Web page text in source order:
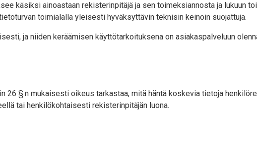
käsiksi ainoastaan rekisterinpitäjä ja sen toimeksiannosta ja lukuun
toimialalla yleisesti hyväksyttävin teknisin keinoin suojattuja.
ja niiden keräämisen käyttötarkoituksena on asiakaspalveluun
26 §:n mukaisesti oikeus tarkastaa, mitä häntä koskevia tietoja
tai henkilökohtaisesti rekisterinpitäjän luona.